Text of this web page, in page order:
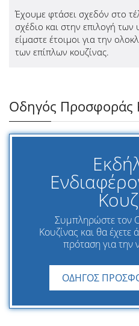
Έχουμε φτάσει σχεδόν στο
σχέδιο και στην επιλογή των
είμαστε έτοιμοι για την
των επίπλων κουζίνας.
Οδηγός Προσφοράς
Συμπληρώστε τον
Κουζίνας και θα έχετε
πρόταση για την
ΟΔΗΓΟΣ